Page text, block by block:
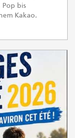
Pop bis
Kakao.